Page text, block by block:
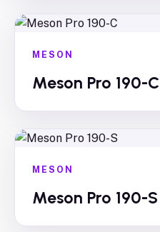
MESON
Meson Pro 190-C
MESON
Meson Pro 190-S